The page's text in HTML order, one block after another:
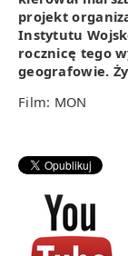
projekt
Instytutu
rocznicę tego
geografowie.
Film: MON